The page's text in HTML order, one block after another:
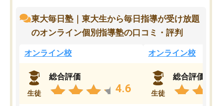
東大毎日塾｜東大生から毎日指導が受け放題
のオンライン個別指導塾の口コミ・評判
オンライン校
生徒
総合評価
4.6
オンライン校
生徒
総合評価